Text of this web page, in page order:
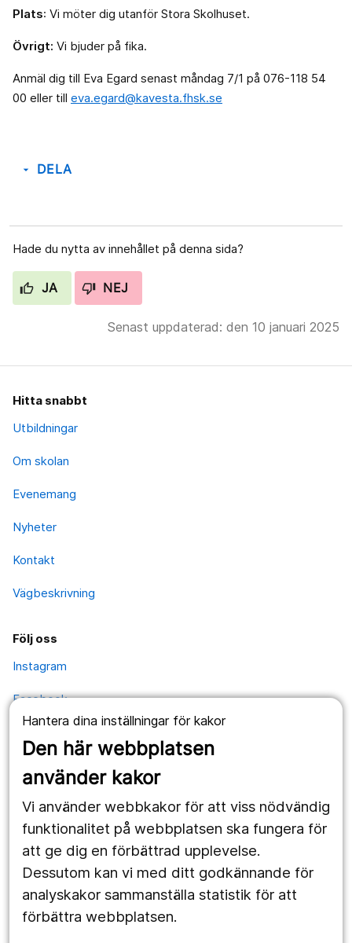
Hantera dina inställningar för kakor
Den här webbplatsen
använder kakor
Vi använder webbkakor för att viss nödvändig
funktionalitet på webbplatsen ska fungera för
att ge dig en förbättrad upplevelse.
Dessutom kan vi med ditt godkännande för
analyskakor sammanställa statistik för att
förbättra webbplatsen.
Plats: Vi möter dig utanför Stora Skolhuset.
Övrigt: Vi bjuder på fika.
Anmäl dig till Eva Egard senast måndag 7/1 på 076-118 54
00 eller till eva.egard@kavesta.fhsk.se
arrow_drop_down DELA
Hade du nytta av innehållet på denna sida?
JA NEJ
Senast uppdaterad: den 10 januari 2025
Hitta snabbt
Utbildningar
Om skolan
Evenemang
Nyheter
Kontakt
Vägbeskrivning
Följ oss
Instagram
Facebook
Kontakt
Postadress
Kävesta folkhögskola
Kävesta 180
697 94 Sköllersta